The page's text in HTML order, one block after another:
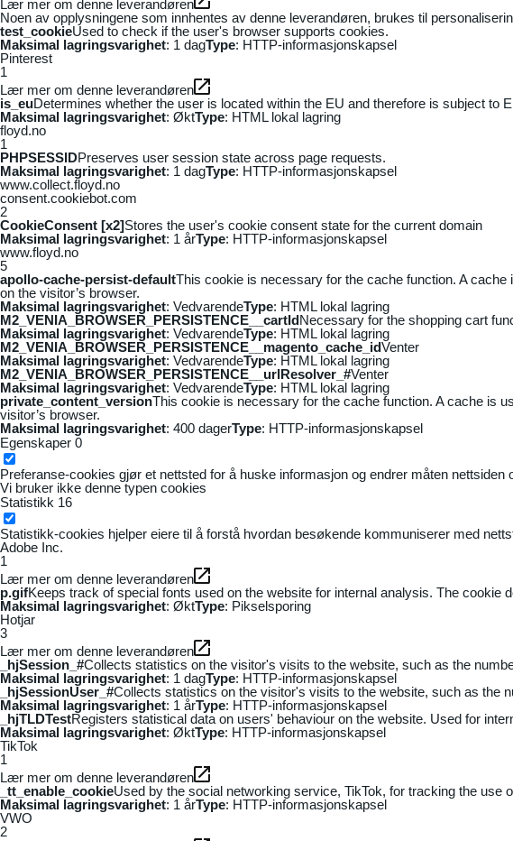
Lær mer om denne leverandøren
Noen av opplysningene som innhentes av denne leverandøren, brukes til
test_cookieUsed to check if the user's browser supports cookies.
Maksimal lagringsvarighet: 1 dagType: HTTP-informasjonskapsel
Pinterest
1
Lær mer om denne leverandøren
is_euDetermines whether the user is located within the EU and therefore is subject to
Maksimal lagringsvarighet: ØktType: HTML lokal lagring
floyd.no
1
PHPSESSIDPreserves user session state across page requests.
Maksimal lagringsvarighet: 1 dagType: HTTP-informasjonskapsel
www.collect.floyd.no
consent.cookiebot.com
2
CookieConsent [x2]Stores the user's cookie consent state for the current domain
Maksimal lagringsvarighet: 1 årType: HTTP-informasjonskapsel
www.floyd.no
5
apollo-cache-persist-defaultThis cookie is necessary for the cache function. A
on the visitor’s browser.
Maksimal lagringsvarighet: VedvarendeType: HTML lokal lagring
M2_VENIA_BROWSER_PERSISTENCE__cartIdNecessary for the shopping cart
Maksimal lagringsvarighet: VedvarendeType: HTML lokal lagring
M2_VENIA_BROWSER_PERSISTENCE__magento_cache_idVenter
Maksimal lagringsvarighet: VedvarendeType: HTML lokal lagring
M2_VENIA_BROWSER_PERSISTENCE__urlResolver_#Venter
Maksimal lagringsvarighet: VedvarendeType: HTML lokal lagring
private_content_versionThis cookie is necessary for the cache function. A cache is
visitor’s browser.
Maksimal lagringsvarighet: 400 dagerType: HTTP-informasjonskapsel
Egenskaper 0
Preferanse-cookies gjør et nettsted for å huske informasjon og endrer måten
Vi bruker ikke denne typen cookies
Statistikk 16
Statistikk-cookies hjelper eiere til å forstå hvordan besøkende kommuniserer med
Adobe Inc.
1
Lær mer om denne leverandøren
p.gifKeeps track of special fonts used on the website for internal analysis. The cookie
Maksimal lagringsvarighet: ØktType: Pikselsporing
Hotjar
3
Lær mer om denne leverandøren
_hjSession_#Collects statistics on the visitor's visits to the website, such as the
Maksimal lagringsvarighet: 1 dagType: HTTP-informasjonskapsel
_hjSessionUser_#Collects statistics on the visitor's visits to the website, such as the
Maksimal lagringsvarighet: 1 årType: HTTP-informasjonskapsel
_hjTLDTestRegisters statistical data on users' behaviour on the website. Used for
Maksimal lagringsvarighet: ØktType: HTTP-informasjonskapsel
TikTok
1
Lær mer om denne leverandøren
_tt_enable_cookieUsed by the social networking service, TikTok, for tracking the use
Maksimal lagringsvarighet: 1 årType: HTTP-informasjonskapsel
VWO
2